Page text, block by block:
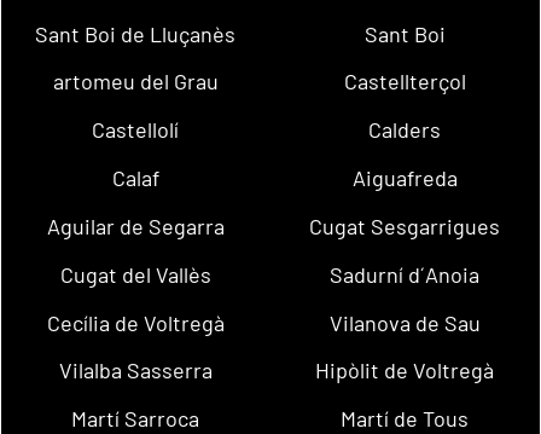
Sant Boi de Lluçanès
Sant Boi
artomeu del Grau
Castellterçol
Castellolí
Calders
Calaf
Aiguafreda
Aguilar de Segarra
Cugat Sesgarrigues
Cugat del Vallès
Sadurní d´Anoia
Cecília de Voltregà
Vilanova de Sau
Vilalba Sasserra
Hipòlit de Voltregà
Martí Sarroca
Martí de Tous